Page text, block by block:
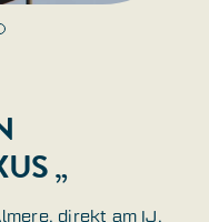
„
direkt am IJ,